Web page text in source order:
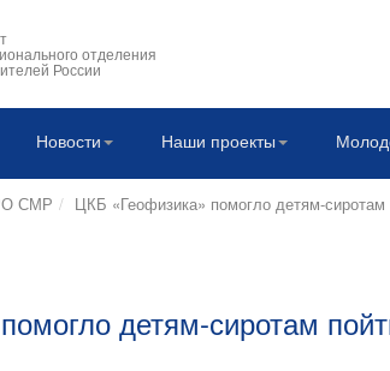
отделения
России
Новости Наши проекты
СМР ЦКБ «Геофизика» помогло детям-сиротам
детям-сиротам